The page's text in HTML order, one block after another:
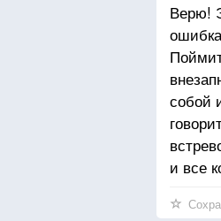
Верю!
собой
и все